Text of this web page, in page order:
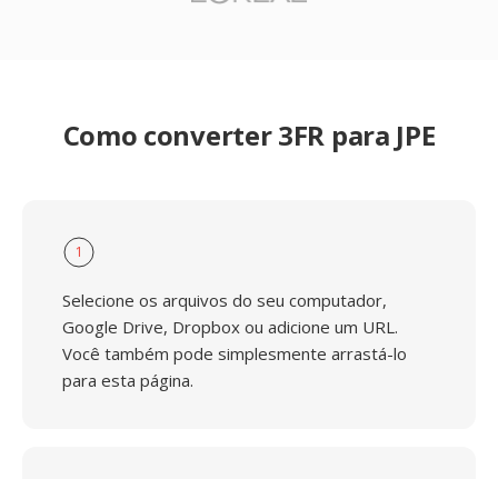
Como converter 3FR para JPE
1
Selecione os arquivos do seu computador,
Google Drive, Dropbox ou adicione um URL.
Você também pode simplesmente arrastá-lo
para esta página.